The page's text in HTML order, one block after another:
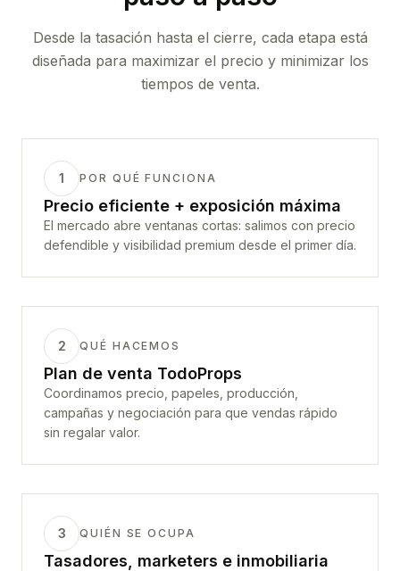
Desde la tasación hasta el cierre, cada etapa está
diseñada para maximizar el precio y minimizar los
tiempos de venta.
1 POR QUÉ FUNCIONA
Precio eficiente + exposición máxima
El mercado abre ventanas cortas: salimos con precio
defendible y visibilidad premium desde el primer día.
2 QUÉ HACEMOS
Plan de venta TodoProps
Coordinamos precio, papeles, producción,
campañas y negociación para que vendas rápido
sin regalar valor.
3 QUIÉN SE OCUPA
Tasadores, marketers e inmobiliaria